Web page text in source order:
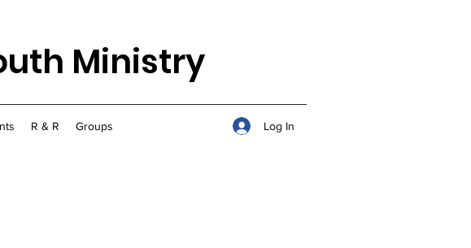
Ministry
R & R Groups Log In